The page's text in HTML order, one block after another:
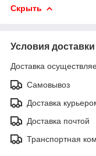
Скрыть
Условия доставки
Доставка
Самовывоз
Доставка
Доставка почтой
Транспортная